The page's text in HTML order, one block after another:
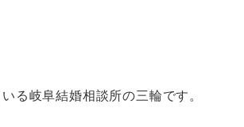
る岐阜結婚相談所の三輪です。